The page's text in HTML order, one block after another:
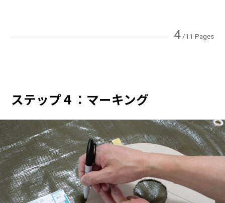
4/11 Pages
ステップ４：マーキング